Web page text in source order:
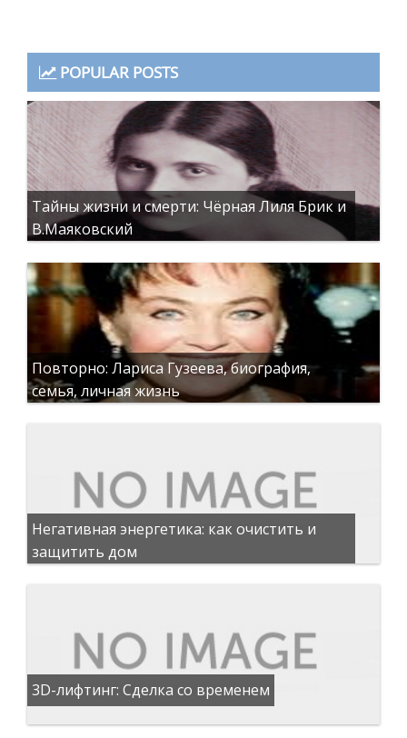
POPULAR POSTS
Тайны жизни и смерти: Чёрная Лиля Брик и
В.Маяковский
Повторно: Лариса Гузеева, биография,
семья, личная жизнь
Негативная энергетика: как очистить и
защитить дом
3D-лифтинг: Сделка со временем